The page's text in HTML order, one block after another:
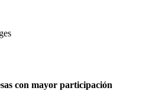
con mayor participación